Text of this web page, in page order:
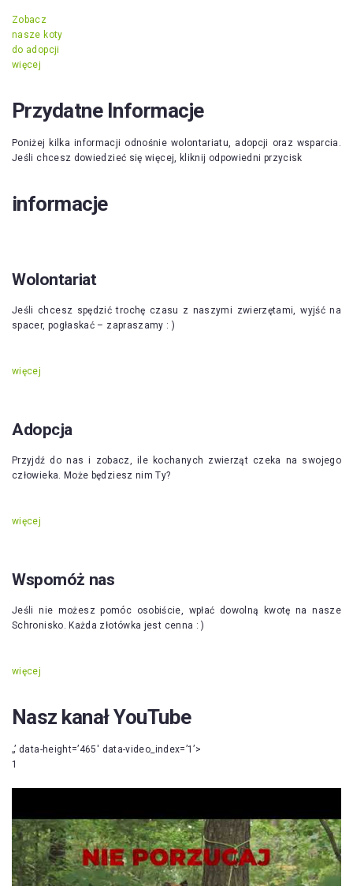
Zobacz
nasze koty
do adopcji
więcej
Przydatne Informacje
Poniżej kilka informacji odnośnie wolontariatu, adopcji oraz wsparcia.
Jeśli chcesz dowiedzieć się więcej, kliknij odpowiedni przycisk
informacje
Wolontariat
Jeśli chcesz spędzić trochę czasu z naszymi zwierzętami, wyjść na
spacer, pogłaskać – zapraszamy : )
więcej
Adopcja
Przyjdź do nas i zobacz, ile kochanych zwierząt czeka na swojego
człowieka. Może będziesz nim Ty?
więcej
Wspomóż nas
Jeśli nie możesz pomóc osobiście, wpłać dowolną kwotę na nasze
Schronisko. Każda złotówka jest cenna : )
więcej
Nasz kanał YouTube
„’ data-height=’465′ data-video_index=’1’>
1